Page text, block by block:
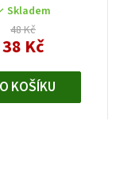
Skladem
48 Kč
38 Kč
KOŠÍKU